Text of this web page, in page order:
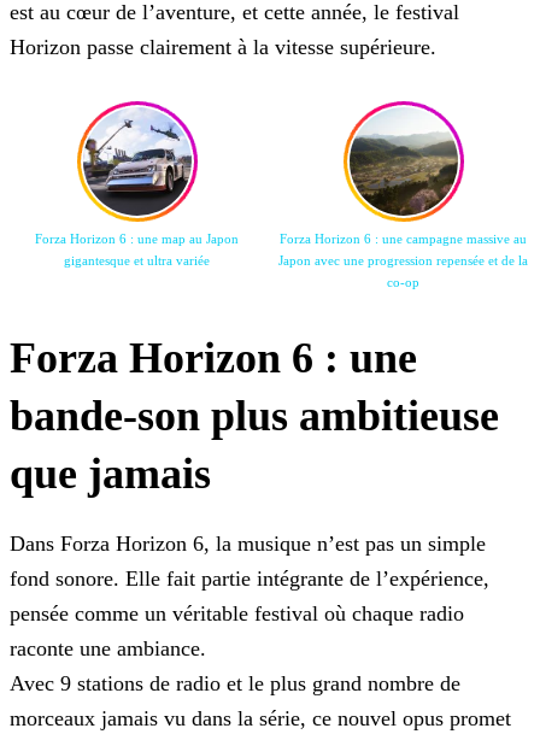
est au cœur de l’aventure, et cette année, le festival
Horizon passe clairement à la vitesse supérieure.
Forza Horizon 6 : une map au Japon
gigantesque et ultra variée
Forza Horizon 6 : une campagne massive au
Japon avec une progression repensée et de la
co-op
Forza Horizon 6 : une
bande-son plus ambitieuse
que jamais
Dans Forza Horizon 6, la musique n’est pas un simple
fond sonore. Elle fait partie intégrante de l’expérience,
pensée comme un véritable festival où chaque radio
raconte une ambiance.
Avec 9 stations de radio et le plus grand nombre de
morceaux jamais vu dans la série, ce nouvel opus promet